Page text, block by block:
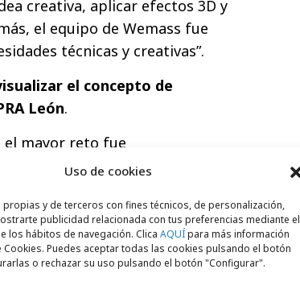
Uso de cookies
y de terceros con fines técnicos, de personalización,
publicidad relacionada con tus preferencias mediante el
los hábitos de navegación. Clica AQUÍpara más información
Cookies. Puedes aceptar todas las cookies pulsando el botón
o rechazar su uso pulsando el botón "Configurar".
creativa, aplicar efectos 3D y
el equipo de Wemass fue
técnicas y creativas”.
el concepto de
León.
el mayor reto fue
ha sorprendido incluso a
el director del Creative Hub
quedó demostrada
puesto que ha sido
y cosmética, alimentación,